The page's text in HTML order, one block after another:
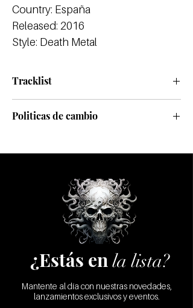
Country: España
Released: 2016
Style: Death Metal
Tracklist
Politicas de cambio
fábrica
¿Estás enla lista?
Mantente al día con nuestras novedades,
lanzamientos exclusivos y eventos.